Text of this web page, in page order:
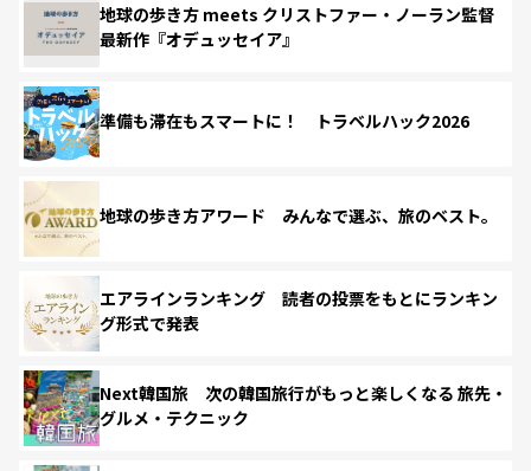
地球の歩き方 meets クリストファー・ノーラン監督
最新作『オデュッセイア』
準備も滞在もスマートに！ トラベルハック2026
地球の歩き方アワード みんなで選ぶ、旅のベスト。
エアラインランキング 読者の投票をもとにランキン
グ形式で発表
Next韓国旅 次の韓国旅行がもっと楽しくなる 旅先・
グルメ・テクニック